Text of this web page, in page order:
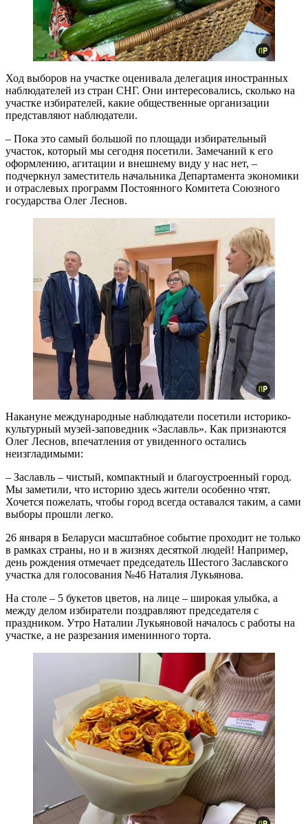
Ход выборов на участке оценивала делегация иностранных
наблюдателей из стран СНГ. Они интересовались, сколько на
участке избирателей, какие общественные организации
представляют наблюдатели.
– Пока это самый большой по площади избирательный
участок, который мы сегодня посетили. Замечаний к его
оформлению, агитации и внешнему виду у нас нет, –
подчеркнул заместитель начальника Департамента экономики
и отраслевых программ Постоянного Комитета Союзного
государства Олег Леснов.
Накануне международные наблюдатели посетили историко-
культурный музей-заповедник «Заславль». Как признаются
Олег Леснов, впечатления от увиденного остались
неизгладимыми:
– Заславль – чистый, компактный и благоустроенный город.
Мы заметили, что историю здесь жители особенно чтят.
Хочется пожелать, чтобы город всегда оставался таким, а сами
выборы прошли легко.
26 января в Беларуси масштабное событие проходит не только
в рамках страны, но и в жизнях десяткой людей! Например,
день рождения отмечает председатель Шестого Заславского
участка для голосования №46 Наталия Лукьянова.
На столе – 5 букетов цветов, на лице – широкая улыбка, а
между делом избиратели поздравляют председателя с
праздником. Утро Наталии Лукьяновой началось с работы на
участке, а не разрезания именинного торта.